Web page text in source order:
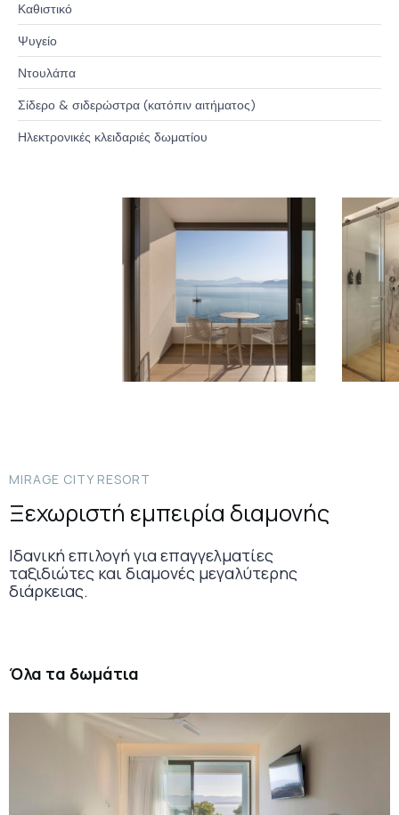
Καθιστικό
Ψυγείο
Ντουλάπα
Σίδερο & σιδερώστρα (κατόπιν αιτήματος)
Ηλεκτρονικές κλειδαριές δωματίου
MIRAGE CITY RESORT
Ξεχωριστή εμπειρία διαμονής
Ιδανική επιλογή για επαγγελματίες
ταξιδιώτες και διαμονές μεγαλύτερης
διάρκειας.
Όλα τα δωμάτια